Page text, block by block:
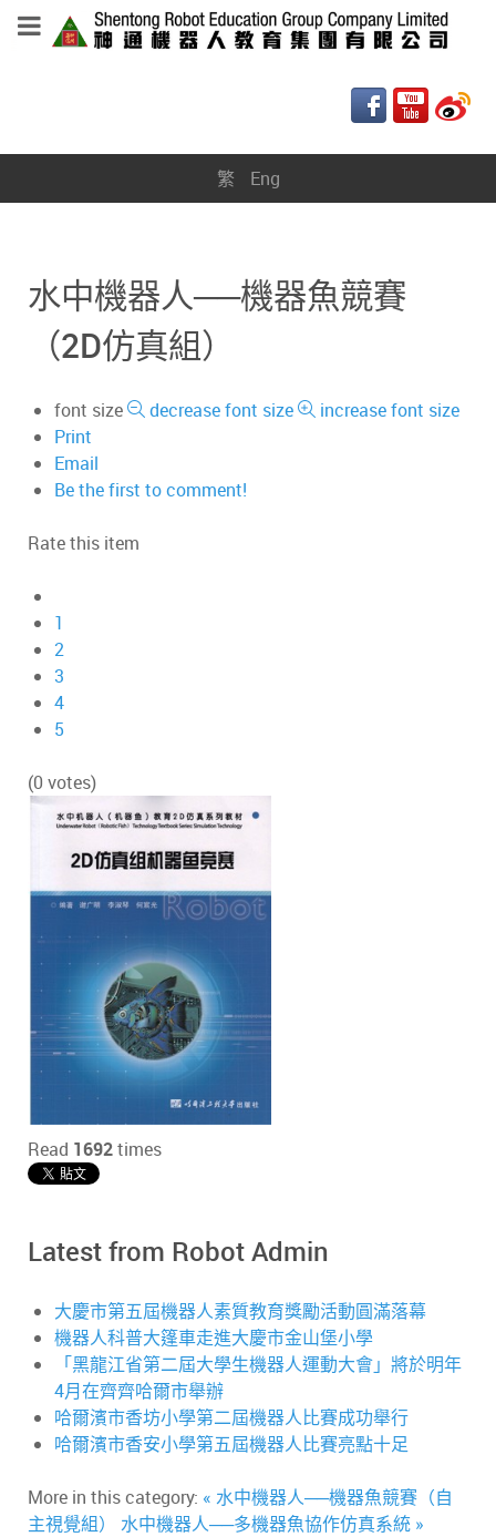
繁 Eng
水中機器人──機器魚競賽
（2D仿真組）
font size decrease font size
increase font size
Print
Email
Be the first to comment!
Rate this item
1
2
3
4
5
(0 votes)
Read 1692times
Latest from Robot Admin
大慶市第五屆機器人素質教育獎勵活動圓滿落幕
機器人科普大篷車走進大慶市金山堡小學
「黑龍江省第二屆大學生機器人運動大會」將於明年
4月在齊齊哈爾市舉辦
哈爾濱市香坊小學第二屆機器人比賽成功舉行
哈爾濱市香安小學第五屆機器人比賽亮點十足
More in this category: « 水中機器人──機器魚競賽（自
主視覺組）
水中機器人──多機器魚協作仿真系統 »